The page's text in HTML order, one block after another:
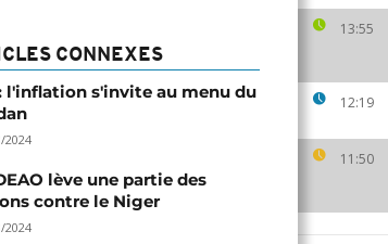
13:55
12:19
11:50
CONNEXES
l'inflation s'invite au menu du
2024
lève une partie des
contre le Niger
2024